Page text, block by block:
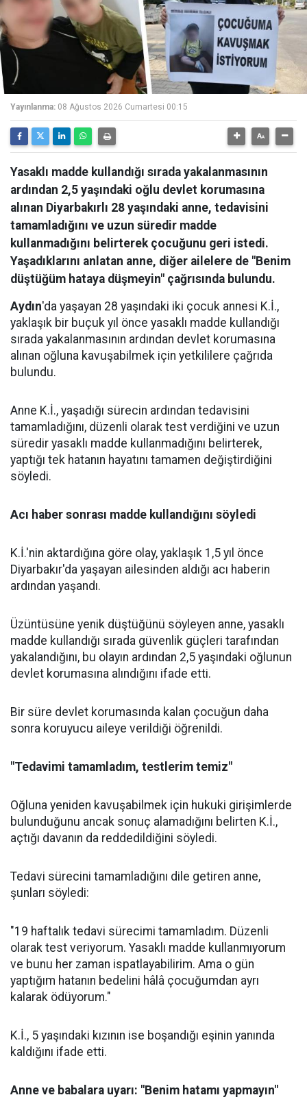
Yayınlanma: 08 Ağustos 2026 Cumartesi 00:15
Yasaklı madde kullandığı sırada yakalanmasının
ardından 2,5 yaşındaki oğlu devlet korumasına
alınan Diyarbakırlı 28 yaşındaki anne, tedavisini
tamamladığını ve uzun süredir madde
kullanmadığını belirterek çocuğunu geri istedi.
Yaşadıklarını anlatan anne, diğer ailelere de "Benim
düştüğüm hataya düşmeyin" çağrısında bulundu.
Aydın'da yaşayan 28 yaşındaki iki çocuk annesi K.İ.,
yaklaşık bir buçuk yıl önce yasaklı madde kullandığı
sırada yakalanmasının ardından devlet korumasına
alınan oğluna kavuşabilmek için yetkililere çağrıda
bulundu.
Anne K.İ., yaşadığı sürecin ardından tedavisini
tamamladığını, düzenli olarak test verdiğini ve uzun
süredir yasaklı madde kullanmadığını belirterek,
yaptığı tek hatanın hayatını tamamen değiştirdiğini
söyledi.
Acı haber sonrası madde kullandığını söyledi
K.İ.'nin aktardığına göre olay, yaklaşık 1,5 yıl önce
Diyarbakır'da yaşayan ailesinden aldığı acı haberin
ardından yaşandı.
Üzüntüsüne yenik düştüğünü söyleyen anne, yasaklı
madde kullandığı sırada güvenlik güçleri tarafından
yakalandığını, bu olayın ardından 2,5 yaşındaki oğlunun
devlet korumasına alındığını ifade etti.
Bir süre devlet korumasında kalan çocuğun daha
sonra koruyucu aileye verildiği öğrenildi.
"Tedavimi tamamladım, testlerim temiz"
Oğluna yeniden kavuşabilmek için hukuki girişimlerde
bulunduğunu ancak sonuç alamadığını belirten K.İ.,
açtığı davanın da reddedildiğini söyledi.
Tedavi sürecini tamamladığını dile getiren anne,
şunları söyledi:
"19 haftalık tedavi sürecimi tamamladım. Düzenli
olarak test veriyorum. Yasaklı madde kullanmıyorum
ve bunu her zaman ispatlayabilirim. Ama o gün
yaptığım hatanın bedelini hâlâ çocuğumdan ayrı
kalarak ödüyorum."
K.İ., 5 yaşındaki kızının ise boşandığı eşinin yanında
kaldığını ifade etti.
Anne ve babalara uyarı: "Benim hatamı yapmayın"